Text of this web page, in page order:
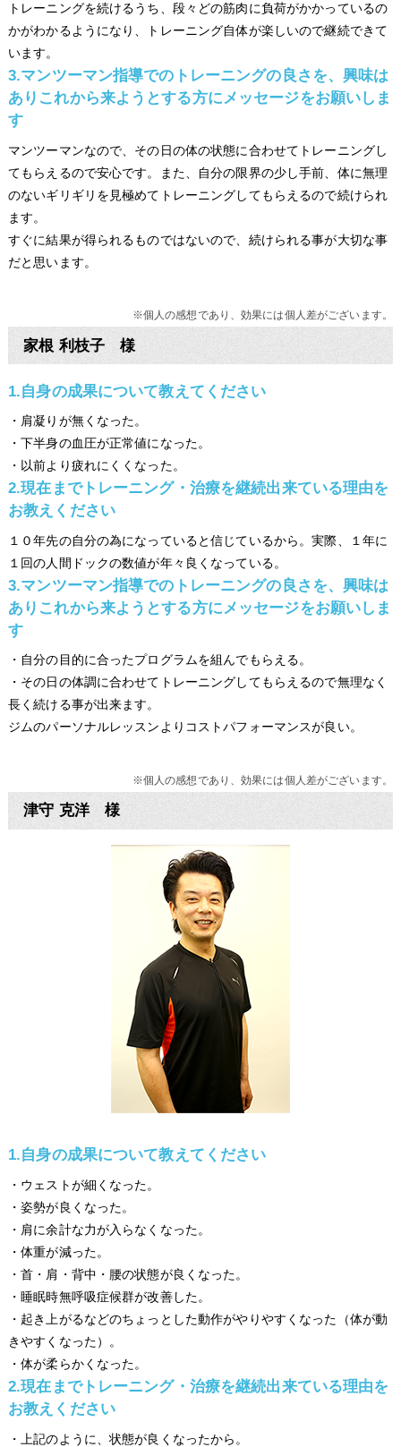
トレーニングを続けるうち、段々どの筋肉に負荷がかかっているの
かがわかるようになり、トレーニング自体が楽しいので継続できて
います。
3.マンツーマン指導でのトレーニングの良さを、興味は
ありこれから来ようとする方にメッセージをお願いしま
す
マンツーマンなので、その日の体の状態に合わせてトレーニングし
てもらえるので安心です。また、自分の限界の少し手前、体に無理
のないギリギリを見極めてトレーニングしてもらえるので続けられ
ます。
すぐに結果が得られるものではないので、続けられる事が大切な事
だと思います。
※個人の感想であり、効果には個人差がございます。
家根 利枝子 様
1.自身の成果について教えてください
・肩凝りが無くなった。
・下半身の血圧が正常値になった。
・以前より疲れにくくなった。
2.現在までトレーニング・治療を継続出来ている理由を
お教えください
１０年先の自分の為になっていると信じているから。実際、１年に
１回の人間ドックの数値が年々良くなっている。
3.マンツーマン指導でのトレーニングの良さを、興味は
ありこれから来ようとする方にメッセージをお願いしま
す
・自分の目的に合ったプログラムを組んでもらえる。
・その日の体調に合わせてトレーニングしてもらえるので無理なく
長く続ける事が出来ます。
ジムのパーソナルレッスンよりコストパフォーマンスが良い。
※個人の感想であり、効果には個人差がございます。
津守 克洋 様
1.自身の成果について教えてください
・ウェストが細くなった。
・姿勢が良くなった。
・肩に余計な力が入らなくなった。
・体重が減った。
・首・肩・背中・腰の状態が良くなった。
・睡眠時無呼吸症候群が改善した。
・起き上がるなどのちょっとした動作がやりやすくなった（体が動
きやすくなった）。
・体が柔らかくなった。
2.現在までトレーニング・治療を継続出来ている理由を
お教えください
・上記のように、状態が良くなったから。